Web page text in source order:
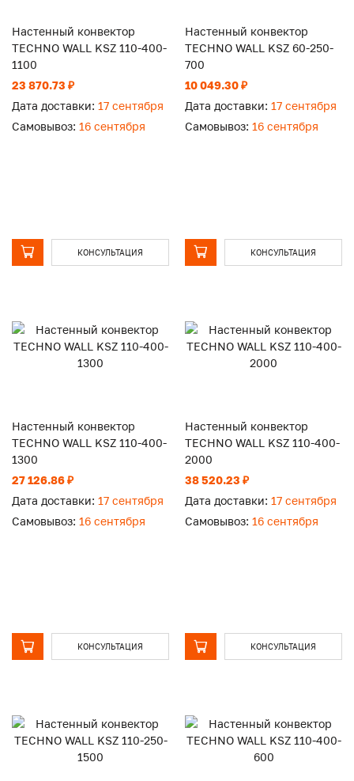
Настенный конвектор
TECHNO WALL KSZ 110-400-
1100
23 870.73 ₽
Дата доставки: 17 сентября
Самовывоз: 16 сентября
КОНСУЛЬТАЦИЯ
Настенный конвектор
TECHNO WALL KSZ 60-250-
700
10 049.30 ₽
Дата доставки: 17 сентября
Самовывоз: 16 сентября
КОНСУЛЬТАЦИЯ
Настенный конвектор
TECHNO WALL KSZ 110-400-
1300
27 126.86 ₽
Дата доставки: 17 сентября
Самовывоз: 16 сентября
КОНСУЛЬТАЦИЯ
Настенный конвектор
TECHNO WALL KSZ 110-400-
2000
38 520.23 ₽
Дата доставки: 17 сентября
Самовывоз: 16 сентября
КОНСУЛЬТАЦИЯ